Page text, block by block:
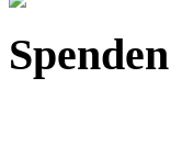
Spenden